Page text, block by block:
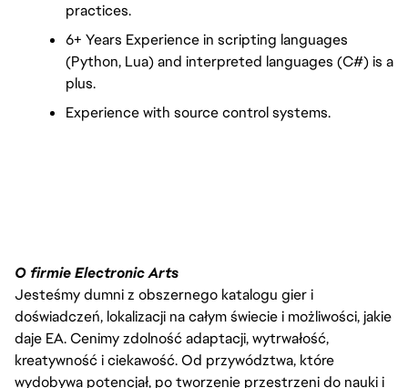
practices.
6+ Years Experience in scripting languages
(Python, Lua) and interpreted languages (C#) is a
plus.
Experience with source control systems.
O firmie Electronic Arts
Jesteśmy dumni z obszernego katalogu gier i
doświadczeń, lokalizacji na całym świecie i możliwości, jakie
daje EA. Cenimy zdolność adaptacji, wytrwałość,
kreatywność i ciekawość. Od przywództwa, które
wydobywa potencjał, po tworzenie przestrzeni do nauki i